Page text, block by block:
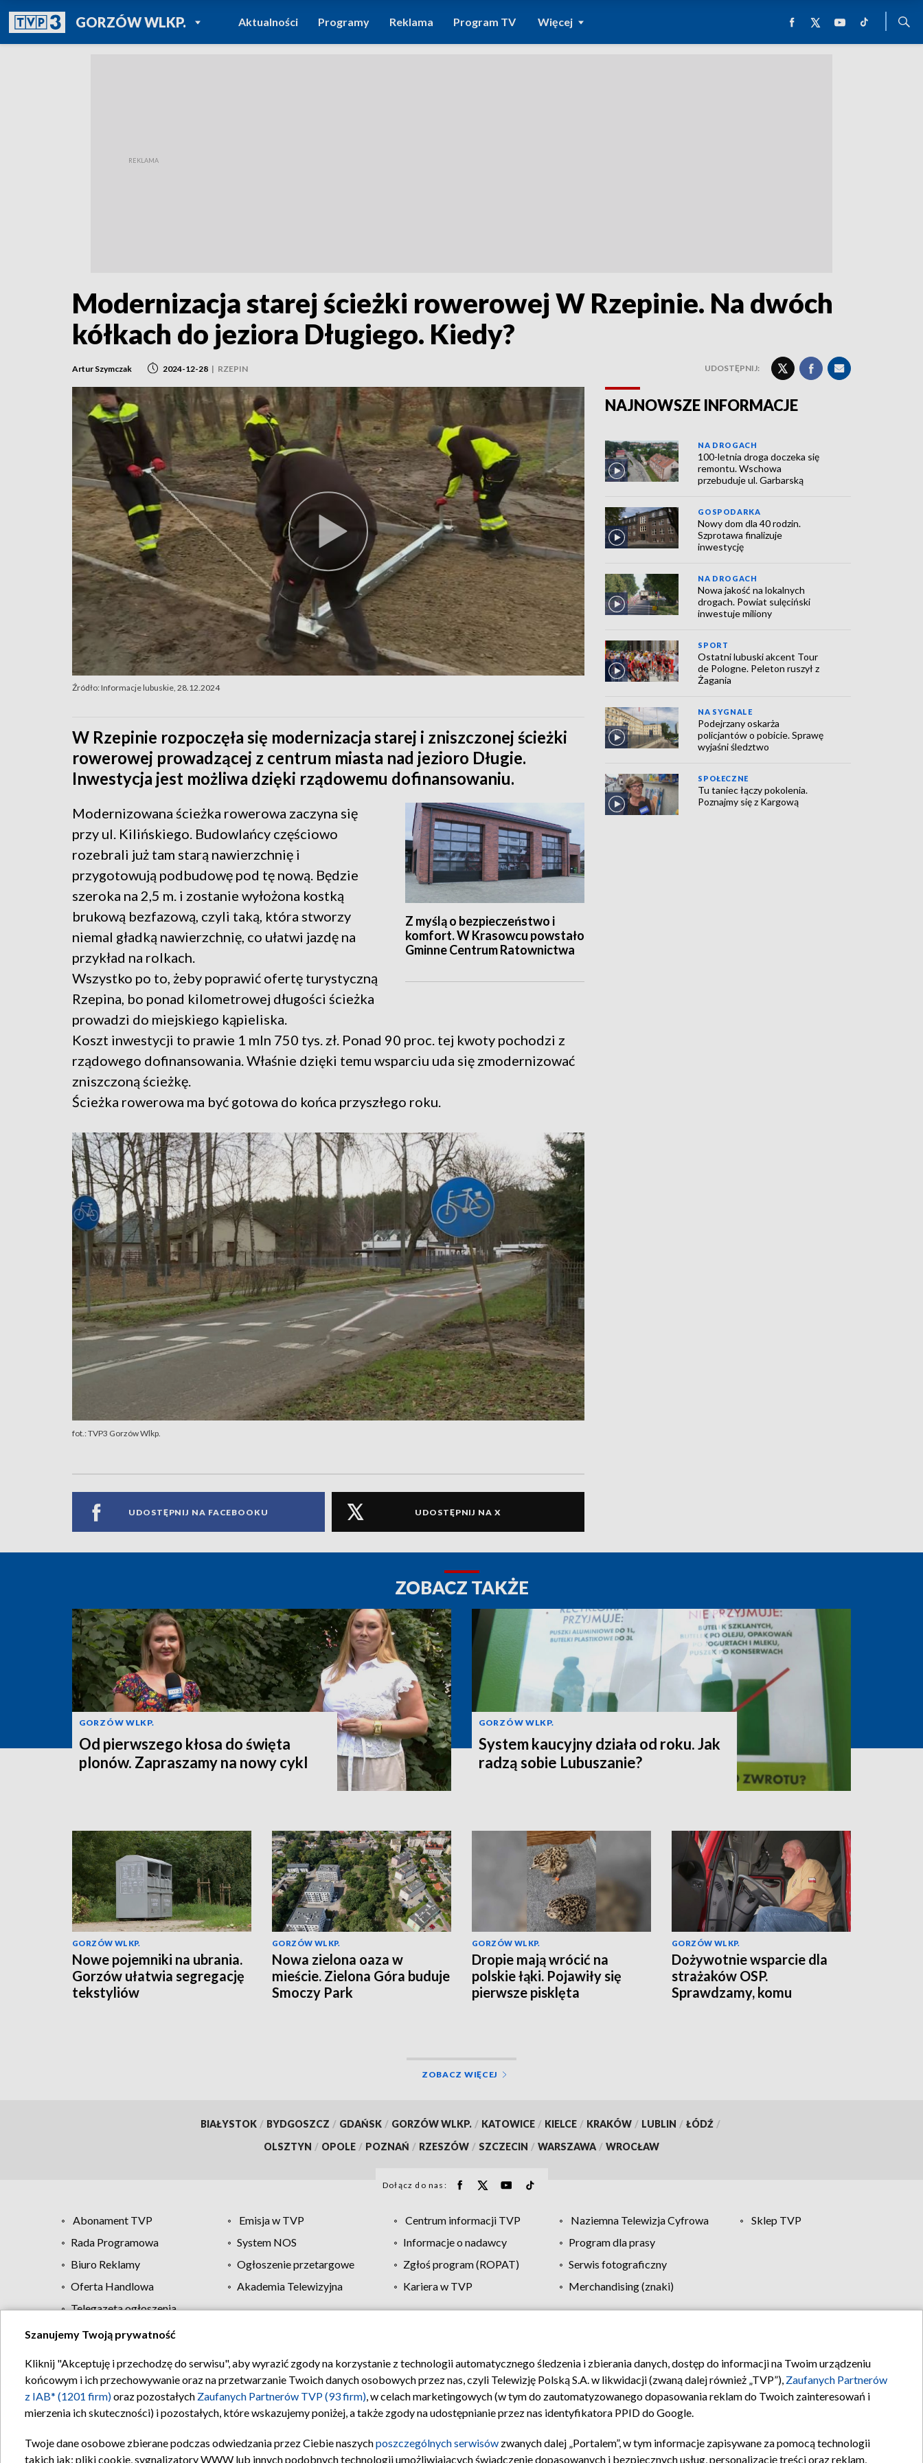
GORZÓW WLKP.POWRÓT DO
TVP REGIONY
Aktualności Programy Reklama Program TV Więcej
Modernizacja starej ścieżki rowerowej W Rzepinie. Na dwóch
kółkach do jeziora Długiego. Kiedy?
Artur Szymczak 2024-12-28 | RZEPIN UDOSTĘPNIJ:
Źródło: Informacje lubuskie, 28.12.2024
W Rzepinie rozpoczęła się modernizacja starej i zniszczonej ścieżki
rowerowej prowadzącej z centrum miasta nad jezioro Długie.
Inwestycja jest możliwa dzięki rządowemu dofinansowaniu.
Z myślą o bezpieczeństwo i
komfort. W Krasowcu powstało
Gminne Centrum Ratownictwa
Modernizowana ścieżka rowerowa zaczyna się
przy ul. Kilińskiego. Budowlańcy częściowo
rozebrali już tam starą nawierzchnię i
przygotowują podbudowę pod tę nową. Będzie
szeroka na 2,5 m. i zostanie wyłożona kostką
brukową bezfazową, czyli taką, która stworzy
niemal gładką nawierzchnię, co ułatwi jazdę na
przykład na rolkach.
Wszystko po to, żeby poprawić ofertę turystyczną
Rzepina, bo ponad kilometrowej długości ścieżka
prowadzi do miejskiego kąpieliska.
Koszt inwestycji to prawie 1 mln 750 tys. zł. Ponad 90 proc. tej kwoty pochodzi z
rządowego dofinansowania. Właśnie dzięki temu wsparciu uda się zmodernizować
zniszczoną ścieżkę.
Ścieżka rowerowa ma być gotowa do końca przyszłego roku.
fot.: TVP3 Gorzów Wlkp.
UDOSTĘPNIJ NA FACEBOOKU UDOSTĘPNIJ NA X
NAJNOWSZE INFORMACJE
NA DROGACH
100-letnia droga doczeka się
remontu. Wschowa
przebuduje ul. Garbarską
GOSPODARKA
Nowy dom dla 40 rodzin.
Szprotawa finalizuje
inwestycję
NA DROGACH
Nowa jakość na lokalnych
drogach. Powiat sulęciński
inwestuje miliony
SPORT
Ostatni lubuski akcent Tour
de Pologne. Peleton ruszył z
Żagania
NA SYGNALE
Podejrzany oskarża
policjantów o pobicie. Sprawę
wyjaśni śledztwo
SPOŁECZNE
Tu taniec łączy pokolenia.
Poznajmy się z Kargową
ZOBACZ TAKŻE
GORZÓW WLKP.
Od pierwszego kłosa do święta
plonów. Zapraszamy na nowy cykl
GORZÓW WLKP.
System kaucyjny działa od roku. Jak
radzą sobie Lubuszanie?
GORZÓW WLKP.
Nowe pojemniki na ubrania.
Gorzów ułatwia segregację
tekstyliów
GORZÓW WLKP.
Nowa zielona oaza w
mieście. Zielona Góra buduje
Smoczy Park
GORZÓW WLKP.
Dropie mają wrócić na
polskie łąki. Pojawiły się
pierwsze pisklęta
GORZÓW WLKP.
Dożywotnie wsparcie dla
strażaków OSP.
Sprawdzamy, komu
ZOBACZ WIĘCEJ
BIAŁYSTOK / BYDGOSZCZ / GDAŃSK / GORZÓW WLKP. / KATOWICE / KIELCE / KRAKÓW / LUBLIN / ŁÓDŹ /
OLSZTYN / OPOLE / POZNAŃ / RZESZÓW / SZCZECIN / WARSZAWA / WROCŁAW
Dołącz do nas:
Abonament TVP Emisja w TVP Centrum informacji TVP Naziemna Telewizja Cyfrowa
Sklep TVP
Rada Programowa
System NOS Informacje o nadawcy
Program dla prasy
Biuro Reklamy
Ogłoszenie przetargowe Zgłoś program (ROPAT)
Serwis fotograficzny
Oferta Handlowa
Akademia Telewizyjna Kariera w TVP
Merchandising (znaki)
Telegazeta ogłoszenia
Regulamin TVP Polityka prywatności Moje zgody Pomoc Biuro reklamy Kontakt
Szanujemy Twoją prywatność
Kliknij "Akceptuję i przechodzę do serwisu", aby wyrazić zgody na korzystanie z technologii automatycznego śledzenia i zbierania danych, dostęp do informacji na Twoim urządzeniu
końcowym i ich przechowywanie oraz na przetwarzanie Twoich danych osobowych przez nas, czyli Telewizję Polską S.A. w likwidacji (zwaną dalej również „TVP”), Zaufanych Partnerów
z IAB* (1201 firm)oraz pozostałych Zaufanych Partnerów TVP (93 firm), w celach marketingowych (w tym do zautomatyzowanego dopasowania reklam do Twoich zainteresowań i
mierzenia ich skuteczności) i pozostałych, które wskazujemy poniżej, a także zgody na udostępnianie przez nas identyfikatora PPID do Google.
Twoje dane osobowe zbierane podczas odwiedzania przez Ciebie naszychposzczególnych serwisów zwanych dalej „Portalem”, w tym informacje zapisywane za pomocą technologii
takich jak: pliki cookie, sygnalizatory WWW lub innych podobnych technologii umożliwiających świadczenie dopasowanych i bezpiecznych usług, personalizację treści oraz reklam,